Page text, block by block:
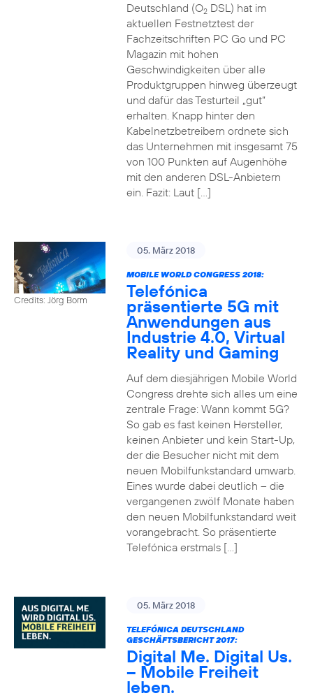
Deutschland (O2DSL) hat im
aktuellen Festnetztest der
Fachzeitschriften PC Go und PC
Magazin mit hohen
Geschwindigkeiten über alle
Produktgruppen hinweg überzeugt
und dafür das Testurteil „gut“
erhalten. Knapp hinter den
Kabelnetzbetreibern ordnete sich
das Unternehmen mit insgesamt 75
von 100 Punkten auf Augenhöhe
mit den anderen DSL-Anbietern
ein. Fazit: Laut […]
Credits: Jörg Borm
05. März 2018
MOBILE WORLD CONGRESS 2018:
Telefónica
präsentierte 5G mit
Anwendungen aus
Industrie 4.0, Virtual
Reality und Gaming
Auf dem diesjährigen Mobile World
Congress drehte sich alles um eine
zentrale Frage: Wann kommt 5G?
So gab es fast keinen Hersteller,
keinen Anbieter und kein Start-Up,
der die Besucher nicht mit dem
neuen Mobilfunkstandard umwarb.
Eines wurde dabei deutlich – die
vergangenen zwölf Monate haben
den neuen Mobilfunkstandard weit
vorangebracht. So präsentierte
Telefónica erstmals […]
05. März 2018
TELEFÓNICA DEUTSCHLAND
GESCHÄFTSBERICHT 2017:
Digital Me. Digital Us.
– Mobile Freiheit
leben.